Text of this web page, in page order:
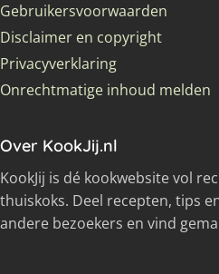
Gebruikersvoorwaarden
Disclaimer en copyright
Privacyverklaring
Onrechtmatige inhoud melden
Over KookJij.nl
KookJij is dé kookwebsite vol
thuiskoks. Deel recepten, tips
andere bezoekers en vind